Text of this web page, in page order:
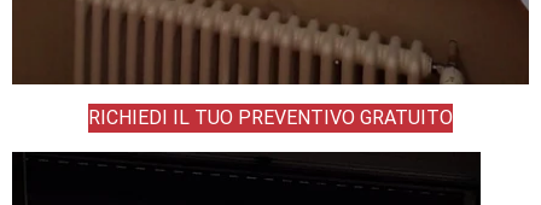
RICHIEDI IL TUO PREVENTIVO GRATUITO